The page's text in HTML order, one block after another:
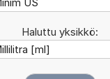
Haluttu yksikkö: